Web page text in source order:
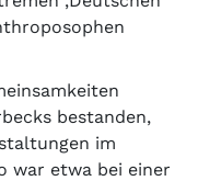
bestanden,
im
war etwa bei einer